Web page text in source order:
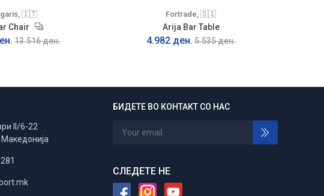
🇮🇹
Chair
13.516 ден.
Fortrade, 🇸🇮
Arija Bar Table
4.982 ден. 5.535 ден.
24/7 отворени
II/6-22
Македонија
БИДЕТЕ ВО КОНТАКТ СО НАС
СЛЕДЕТЕ НЕ